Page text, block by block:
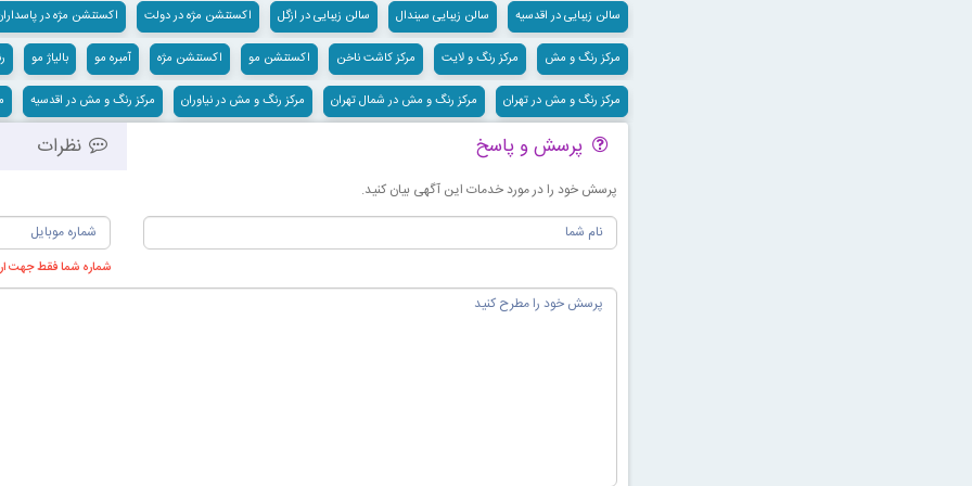
سالن زیبایی در اقدسیه سالن زیبایی سیندال سالن زیبایی در ازگل اکستنشن مژه در دولت اکستنشن مژه در
مرکز رنگ و مش مرکز رنگ و لایت مرکز کاشت ناخن اکستنشن مو اکستنشن مژه آمبره مو بالیاژ مو
مرکز رنگ و مش در تهران مرکز رنگ و مش در شمال تهران مرکز رنگ و مش در نیاوران مرکز رنگ و مش در اقدسیه
پرسش و پاسخ نظرات
پرسش خود را در مورد خدمات این آگهی بیان کنید.
شماره شما فقط جهت